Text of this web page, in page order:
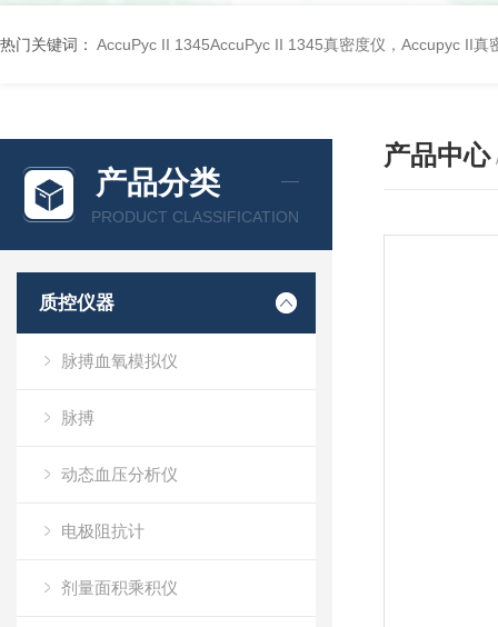
热门关键词： AccuPyc II 1345AccuPyc II 1345真密度仪，Accupyc II真
产品分类
PRODUCT CLASSIFICATION
质控仪器
脉搏血氧模拟仪
脉搏
动态血压分析仪
电极阻抗计
剂量面积乘积仪
产品中心